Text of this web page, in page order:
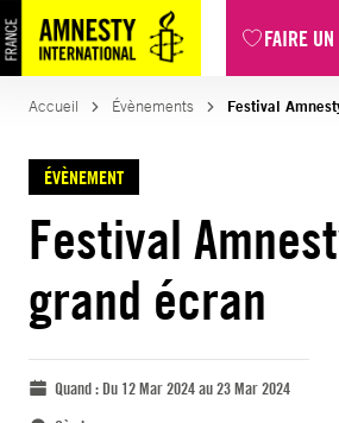
FAIRE UN
Accueil Évènements Festival
ÉVÈNEMENT
Festival
grand écran
Quand :Du 12 Mar 2024 au 23 Mar 2024